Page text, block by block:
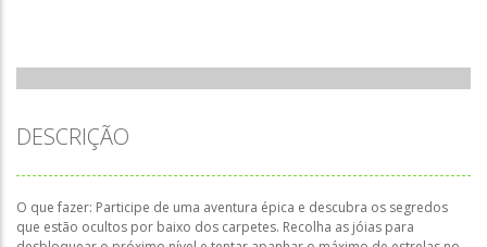
DESCRIÇÃO
O que fazer: Participe de uma aventura épica e descubra os segredos
que estão ocultos por baixo dos carpetes. Recolha as jóias para